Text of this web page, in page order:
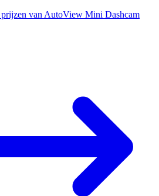
van AutoView Mini Dashcam